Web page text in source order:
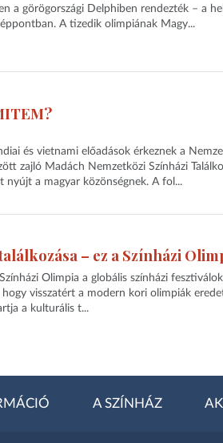
a görögországi Delphiben rendezték – a
A tizedik olimpiának Magy...
és vietnami előadások érkeznek a
zajló Madách Nemzetközi Színházi
nyújt a magyar közönségnek. A fol...
– ez a Színházi
Olimpia a globális színházi fesztiválok
visszatért a modern kori olimpiák
a kulturális t...
A SZÍNHÁZ